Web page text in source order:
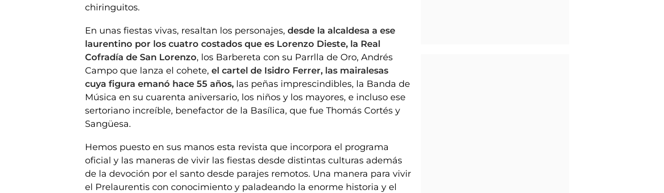
chiringuitos.
En unas fiestas vivas, resaltan los personajes, desde la alcaldesa a ese
laurentino por los cuatro costados que es Lorenzo Dieste, la Real
Cofradía de San Lorenzo, los Barbereta con su Parrlla de Oro, Andrés
Campo que lanza el cohete, el cartel de Isidro Ferrer, las mairalesas
cuya figura emanó hace 55 años, las peñas imprescindibles, la Banda de
Música en su cuarenta aniversario, los niños y los mayores, e incluso ese
sertoriano increíble, benefactor de la Basílica, que fue Thomás Cortés y
Sangüesa.
Hemos puesto en sus manos esta revista que incorpora el programa
oficial y las maneras de vivir las fiestas desde distintas culturas además
de la devoción por el santo desde parajes remotos. Una manera para vivir
el Prelaurentis con conocimiento y paladeando la enorme historia y el